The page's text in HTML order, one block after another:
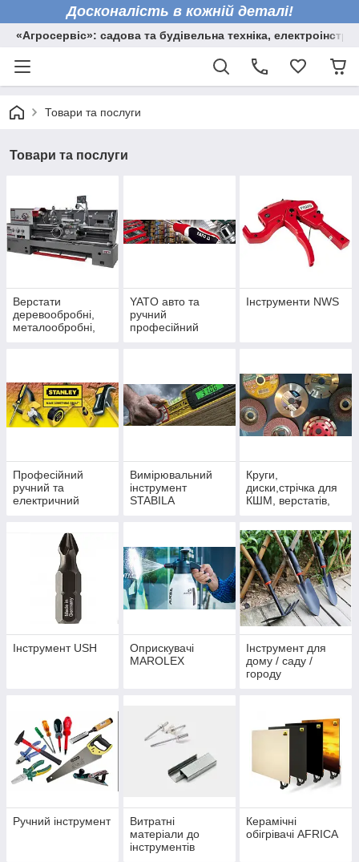
Досконалість в кожній деталі!
«Агросервіс»: садова та будівельна техніка,
Товари та послуги
Товари та послуги
Верстати
деревообробні,
металообробні,
YATO авто та
ручний
професійний
Інструменти NWS
Професійний
ручний та
електричний
Вимірювальний
інструмент
STABILA
Круги,
диски,стрічка для
КШМ, верстатів,
Інструмент USH
Оприскувачі
MAROLEX
Інструмент для
дому / саду /
городу
Ручний інструмент
Витратні
матеріали до
інструментів
Керамічні
обігрівачі AFRICA